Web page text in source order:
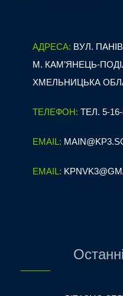
АДРЕСА: ВУЛ.
М. КАМ’ЯНЕЦЬ-
ХМЕЛЬНИЦЬКА
ТЕЛЕФОН: ТЕЛ. 5-
EMAIL:
EMAIL: